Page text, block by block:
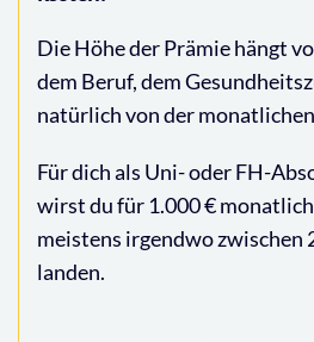
Die Höhe der Prämie hängt
dem Beruf, dem
natürlich von der
Für dich als Uni- oder FH-
wirst du für 1.000 €
meistens irgendwo zwischen
landen.